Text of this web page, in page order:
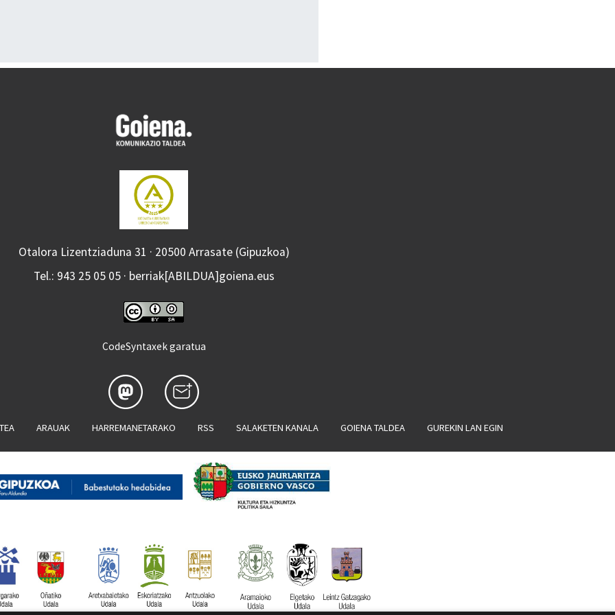
Otalora Lizentziaduna 31 · 20500 Arrasate (Gipuzkoa)
Tel.: 943 25 05 05 · berriak[ABILDUA]goiena.eus
CodeSyntaxek garatua
ARAUAK HARREMANETARAKO RSS SALAKETEN KANALA GOIENA TALDEA GUREKIN LAN EGIN